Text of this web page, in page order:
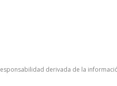
derivada de la